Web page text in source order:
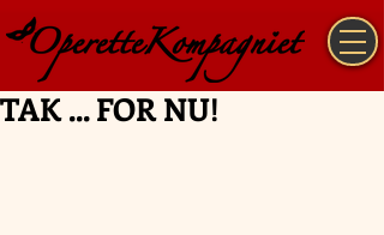
TAK ... FOR NU!